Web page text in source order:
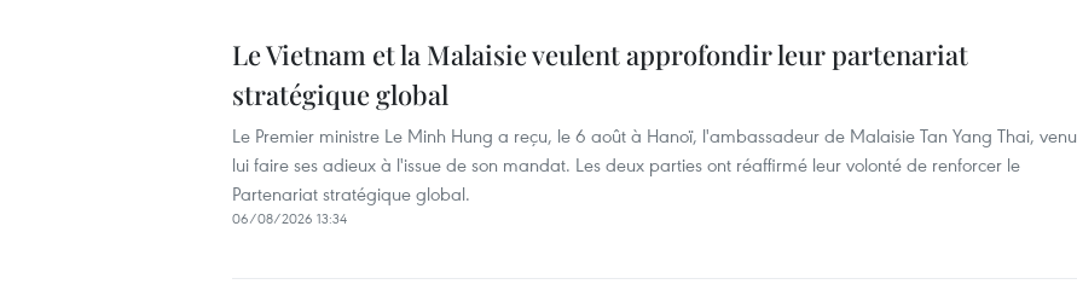
Le Vietnam et la Malaisie veulent approfondir leur partenariat
stratégique global
Le Premier ministre Le Minh Hung a reçu, le 6 août à Hanoï, l'ambassadeur de Malaisie Tan Yang Thai, venu
lui faire ses adieux à l'issue de son mandat. Les deux parties ont réaffirmé leur volonté de renforcer le
Partenariat stratégique global.
06/08/2026 13:34